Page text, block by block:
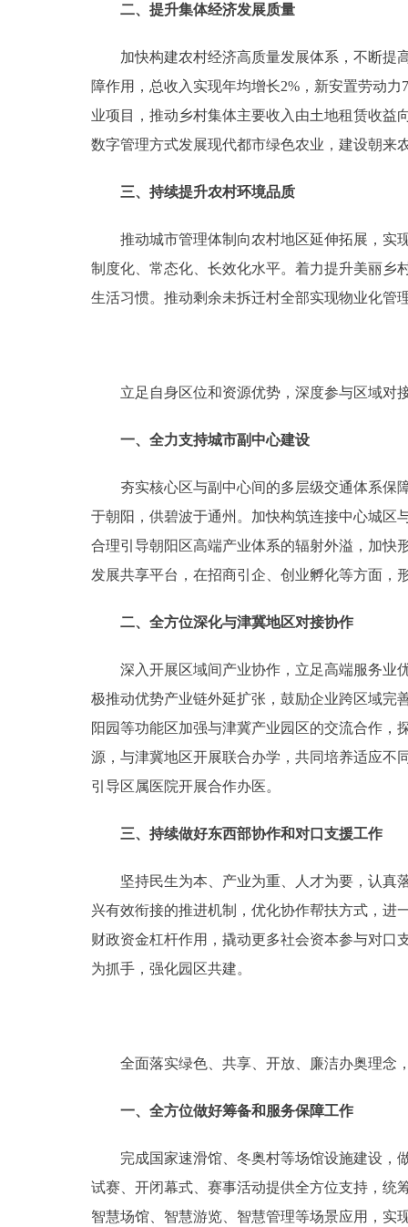
二、提升集体经济发展质量
加快构建农村经济高质量发展体系，不断提高
障作用，总收入实现年均增长2%，新安置劳动
业项目，推动乡村集体主要收入由土地租赁收益
数字管理方式发展现代都市绿色农业，建设朝来
三、持续提升农村环境品质
推动城市管理体制向农村地区延伸拓展，实现
制度化、常态化、长效化水平。着力提升美丽乡
生活习惯。推动剩余未拆迁村全部实现物业化管
立足自身区位和资源优势，深度参与区域对接
一、全力支持城市副中心建设
夯实核心区与副中心间的多层级交通体系保障
于朝阳，供碧波于通州。加快构筑连接中心城区
合理引导朝阳区高端产业体系的辐射外溢，加快
发展共享平台，在招商引企、创业孵化等方面，
二、全方位深化与津冀地区对接协作
深入开展区域间产业协作，立足高端服务业优
极推动优势产业链外延扩张，鼓励企业跨区域完
阳园等功能区加强与津冀产业园区的交流合作
源，与津冀地区开展联合办学，共同培养适应不
引导区属医院开展合作办医。
三、持续做好东西部协作和对口支援工作
坚持民生为本、产业为重、人才为要，认真落
兴有效衔接的推进机制，优化协作帮扶方式，进
财政资金杠杆作用，撬动更多社会资本参与对口
为抓手，强化园区共建。
全面落实绿色、共享、开放、廉洁办奥理念，
一、全方位做好筹备和服务保障工作
完成国家速滑馆、冬奥村等场馆设施建设，做
试赛、开闭幕式、赛事活动提供全方位支持，统
智慧场馆、智慧游览、智慧管理等场景应用，实